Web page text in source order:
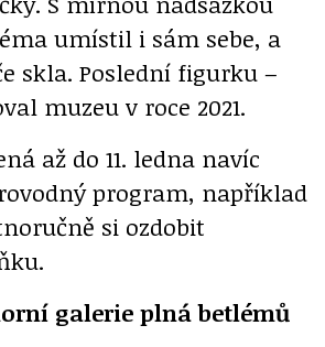
umístil i sám sebe, a
skla. Poslední figurku –
muzeu v roce 2021.
až do 11. ledna navíc
program, například
si ozdobit
galerie plná betlémů